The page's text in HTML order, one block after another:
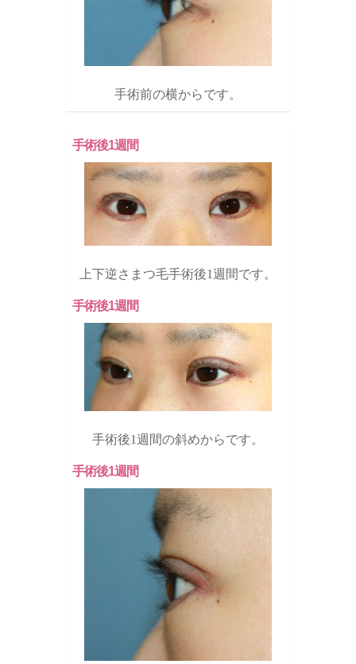
手術前の横からです。
手術後1週間
上下逆さまつ毛手術後1週間です。
手術後1週間
手術後1週間の斜めからです。
手術後1週間